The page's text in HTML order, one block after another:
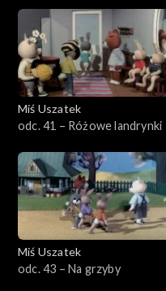
Miś Uszatek
odc. 41 – Różowe landrynki
Miś Uszatek
odc. 43 – Na grzyby